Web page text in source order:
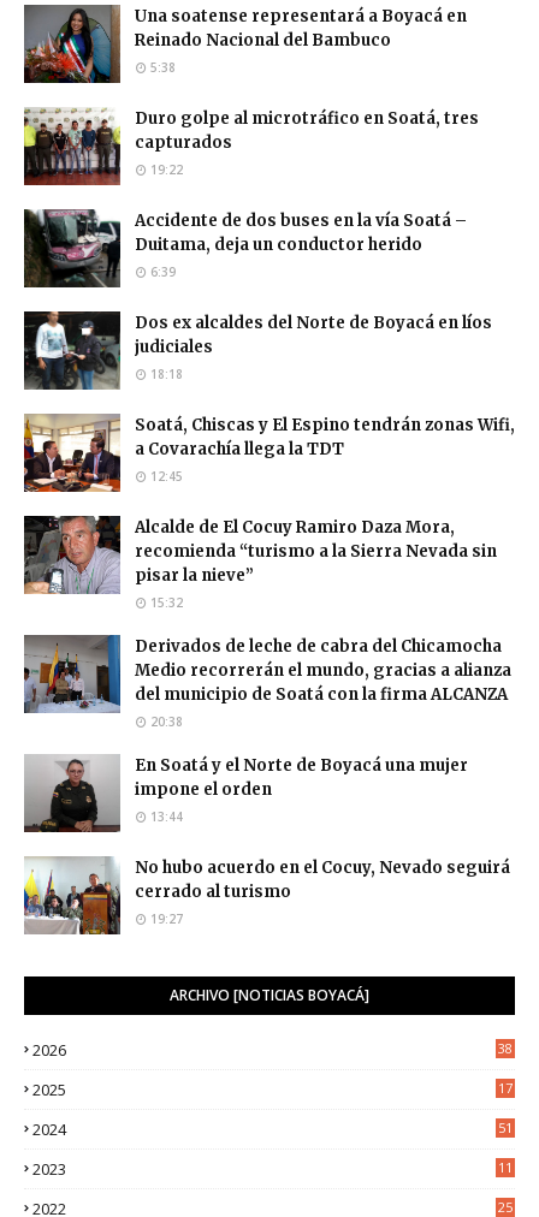
Una soatense representará a Boyacá en
Reinado Nacional del Bambuco
5:38
Duro golpe al microtráfico en Soatá, tres
capturados
19:22
Accidente de dos buses en la vía Soatá –
Duitama, deja un conductor herido
6:39
Dos ex alcaldes del Norte de Boyacá en líos
judiciales
18:18
Soatá, Chiscas y El Espino tendrán zonas Wifi,
a Covarachía llega la TDT
12:45
Alcalde de El Cocuy Ramiro Daza Mora,
recomienda “turismo a la Sierra Nevada sin
pisar la nieve”
15:32
Derivados de leche de cabra del Chicamocha
Medio recorrerán el mundo, gracias a alianza
del municipio de Soatá con la firma ALCANZA
20:38
En Soatá y el Norte de Boyacá una mujer
impone el orden
13:44
No hubo acuerdo en el Cocuy, Nevado seguirá
cerrado al turismo
19:27
ARCHIVO [NOTICIAS BOYACÁ]
2026 38
2025
17
2024 51
2023
11
2022
25